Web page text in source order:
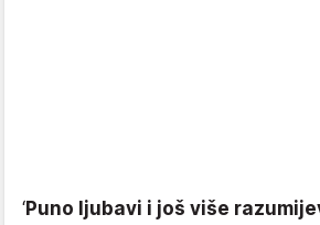
‘Puno ljubavi i još više